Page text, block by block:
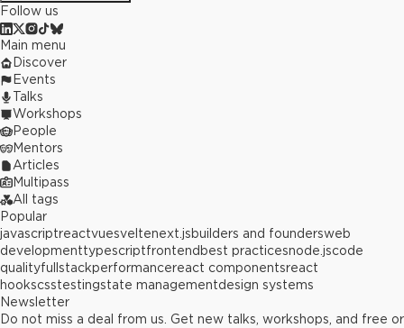
Follow us
Main menu
Discover
Events
Talks
Workshops
People
Mentors
Articles
Multipass
All tags
Popular
javascriptreactvuesveltenext.jsbuilders and foundersweb
developmenttypescriptfrontend best practicesnode.jscode
qualityfullstackperformancereact componentsreact
hookscsstestingstate managementdesign systems
Newsletter
Do not miss a deal from us. Get new talks, workshops, and free or